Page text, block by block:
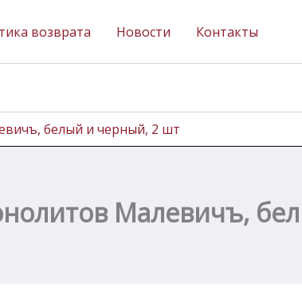
возврата Новости Контакты
белый и черный, 2 шт
Малевичъ,